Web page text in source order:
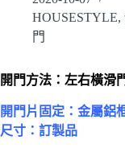
HOUSESTYLE,
門
開門方法：左右橫滑
開門片固定：金屬鋁
尺寸：訂製品